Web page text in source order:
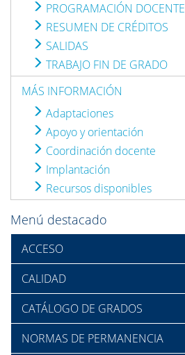
PROGRAMACIÓN DOCENTE
RESUMEN DE CRÉDITOS
SALIDAS
TRABAJO FIN DE GRADO
MÁS INFORMACIÓN
Adaptaciones
Apoyo y orientación
Coordinación docente
Implantación
Recursos disponibles
Menú destacado
ACCESO
CALIDAD
CATÁLOGO DE GRADOS
NORMAS DE PERMANENCIA